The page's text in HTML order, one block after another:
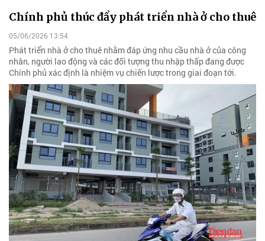
Chính phủ thúc đẩy phát triển nhà ở cho thuê
05/06/2026 13:54
Phát triển nhà ở cho thuê nhằm đáp ứng nhu cầu nhà ở của công
nhân, người lao động và các đối tượng thu nhập thấp đang được
Chính phủ xác định là nhiệm vụ chiến lược trong giai đoạn tới.